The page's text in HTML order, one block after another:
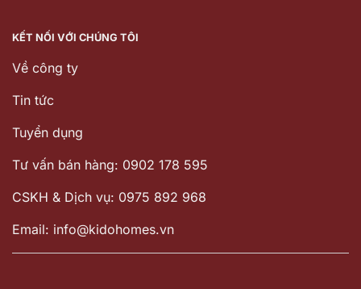
KẾT NỐI VỚI CHÚNG TÔI
Về công ty
Tin tức
Tuyển dụng
Tư vấn bán hàng: 0902 178 595
CSKH & Dịch vụ: 0975 892 968
Email: info@kidohomes.vn